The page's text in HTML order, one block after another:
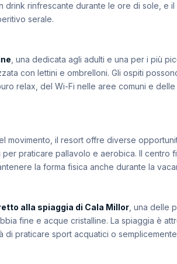
drink rinfrescante durante le ore di sole, e
serale.
, una dedicata agli adulti e una per i più
con lettini e ombrelloni. Gli ospiti
relax, del Wi-Fi nelle aree comuni e delle
movimento, il resort offre diverse
per praticare pallavolo e aerobica. Il centro
la forma fisica anche durante la
alla spiaggia di Cala Millor , una delle
fine e acque cristalline. La spiaggia è
di praticare sport acquatici o